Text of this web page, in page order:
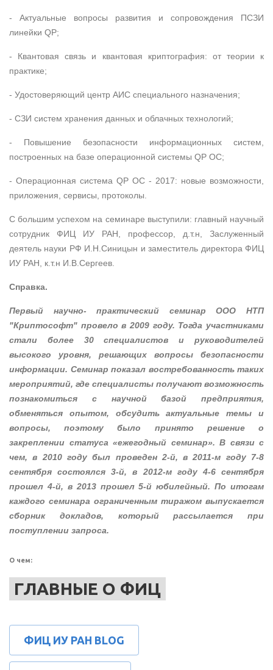
- Актуальные вопросы развития и сопровождения ПСЗИ
линейки QP;
- Квантовая связь и квантовая криптография: от теории к
практике;
- Удостоверяющий центр АИС специального назначения;
- СЗИ систем хранения данных и облачных технологий;
- Повышение безопасности информационных систем,
построенных на базе операционной системы QP OC;
- Операционная система QP OC - 2017: новые возможности,
приложения, сервисы, протоколы.
С большим успехом на семинаре выступили: главный научный
сотрудник ФИЦ ИУ РАН, профессор, д.т.н, Заслуженный
деятель науки РФ И.Н.Синицын и заместитель директора ФИЦ
ИУ РАН, к.т.н И.В.Сергеев.
Справка.
Первый научно- практический семинар ООО НТП
"Криптософт" провело в 2009 году. Тогда участниками
стали более 30 специалистов и руководителей
высокого уровня, решающих вопросы безопасности
информации. Семинар показал востребованность таких
мероприятий, где специалисты получают возможность
познакомиться с научной базой предприятия,
обменяться опытом, обсудить актуальные темы и
вопросы, поэтому было принято решение о
закреплении статуса «ежегодный семинар». В связи с
чем, в 2010 году был проведен 2-й, в 2011-м году 7-8
сентября состоялся 3-й, в 2012-м году 4-6 сентября
прошел 4-й, в 2013 прошел 5-й юбилейный. По итогам
каждого семинара ограниченным тиражом выпускается
сборник докладов, который рассылается при
поступлении запроса.
О чем:
ГЛАВНЫЕ О ФИЦ
ФИЦ ИУ РАН BLOG